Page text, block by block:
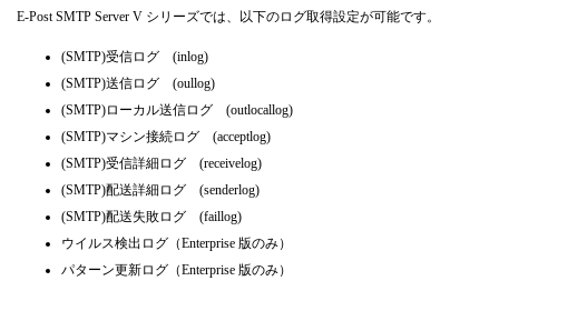
E-Post SMTP Server V シリーズでは、以下のログ取得設定が可能です。
(SMTP)受信ログ (inlog)
(SMTP)送信ログ (oullog)
(SMTP)ローカル送信ログ (outlocallog)
(SMTP)マシン接続ログ (acceptlog)
(SMTP)受信詳細ログ (receivelog)
(SMTP)配送詳細ログ (senderlog)
(SMTP)配送失敗ログ (faillog)
ウイルス検出ログ（Enterprise 版のみ）
パターン更新ログ（Enterprise 版のみ）